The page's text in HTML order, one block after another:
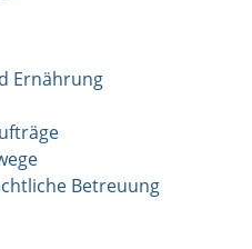
Ernährung
Betreuung